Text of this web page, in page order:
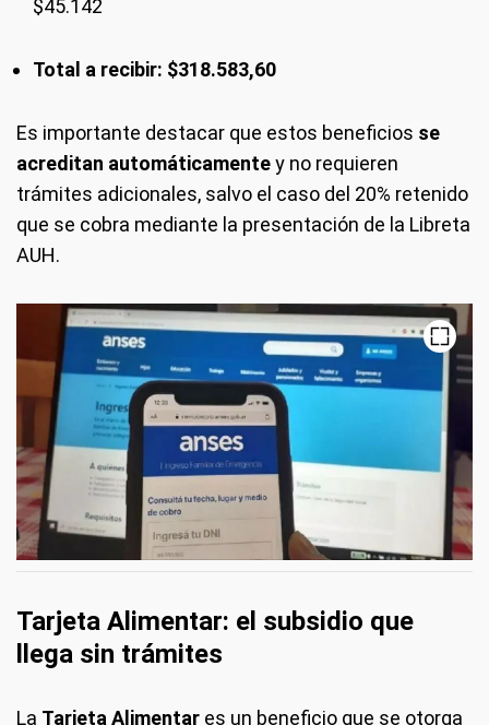
$45.142
Total a recibir: $318.583,60
Es importante destacar que estos beneficios se
acreditan automáticamentey no requieren
trámites adicionales, salvo el caso del 20% retenido
que se cobra mediante la presentación de la Libreta
AUH.
Tarjeta Alimentar: el subsidio que
llega sin trámites
La Tarjeta Alimentar es un beneficio que se otorga